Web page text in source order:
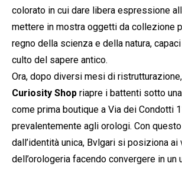
colorato in cui dare libera espressione
mettere in mostra oggetti da collezione
regno della scienza e della natura,
culto del sapere antico.
Ora, dopo diversi mesi di ristrutturazione,
Curiosity Shop riapre i battenti sotto
come prima boutique a Via dei Condotti
prevalentemente agli orologi. Con
dall’identità unica, Bvlgari si posiziona ai
dell’orologeria facendo convergere in un